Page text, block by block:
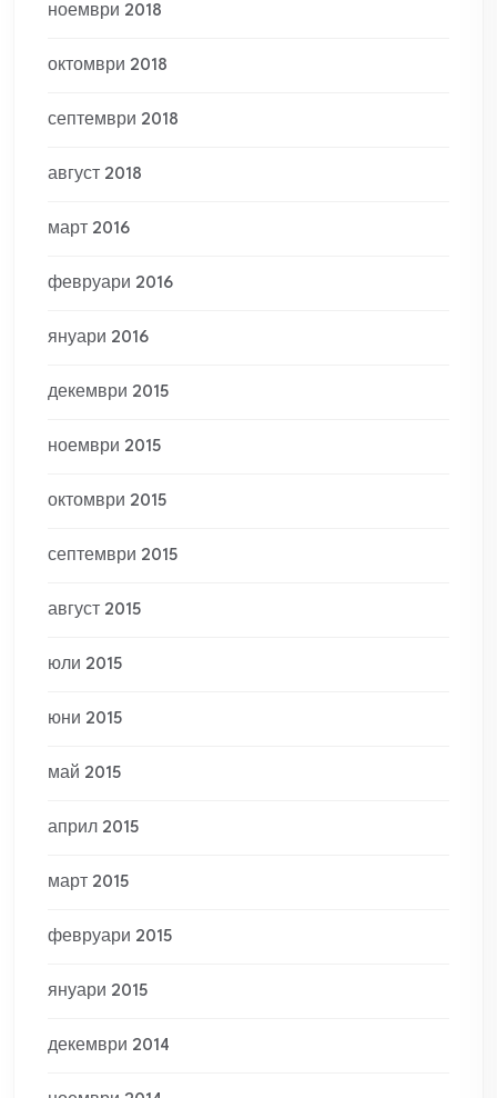
ноември 2018
октомври 2018
септември 2018
август 2018
март 2016
февруари 2016
януари 2016
декември 2015
ноември 2015
октомври 2015
септември 2015
август 2015
юли 2015
юни 2015
май 2015
април 2015
март 2015
февруари 2015
януари 2015
декември 2014